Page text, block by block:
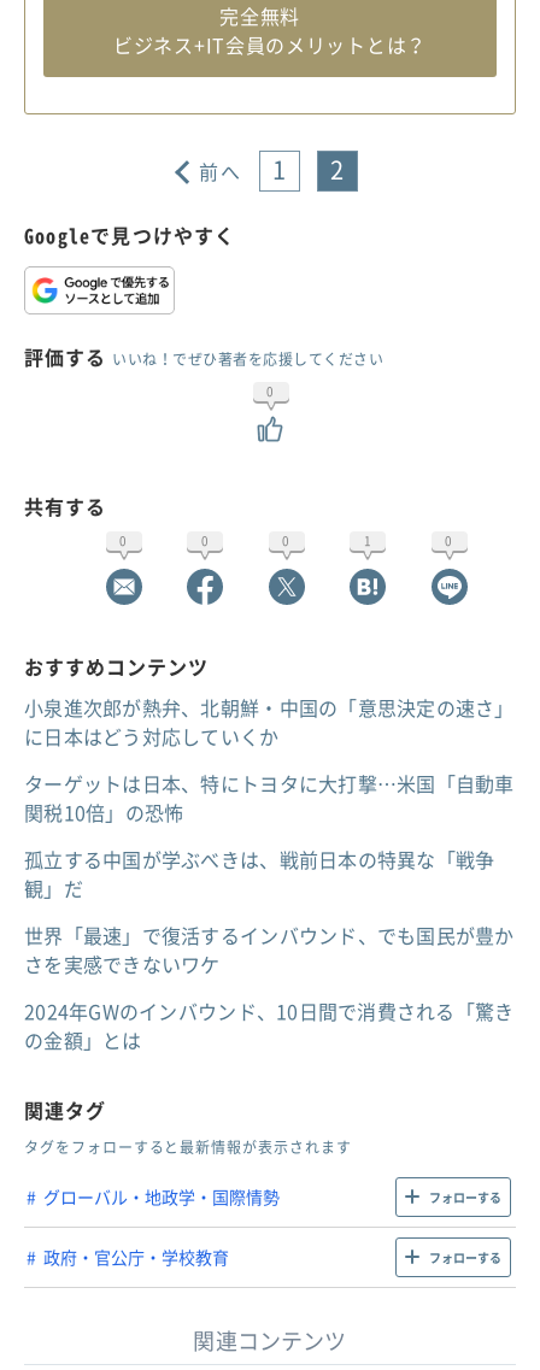
完全無料
ビジネス+IT会員のメリットとは？
前へ 1 2
Googleで見つけやすく
評価する いいね！でぜひ著者を応援してください
0
共有する
0 0 0 1 0
おすすめコンテンツ
小泉進次郎が熱弁、北朝鮮・中国の「意思決定の速さ」
に日本はどう対応していくか
ターゲットは日本、特にトヨタに大打撃…米国「自動車
関税10倍」の恐怖
孤立する中国が学ぶべきは、戦前日本の特異な「戦争
観」だ
世界「最速」で復活するインバウンド、でも国民が豊か
さを実感できないワケ
2024年GWのインバウンド、10日間で消費される「驚き
の金額」とは
関連タグ
タグをフォローすると最新情報が表示されます
グローバル・地政学・国際情勢 フォローする
政府・官公庁・学校教育 フォローする
関連コンテンツ